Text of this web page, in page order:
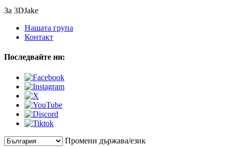
За 3DJake
Нашата група
Контакт
Последвайте ни:
Промени държава/език